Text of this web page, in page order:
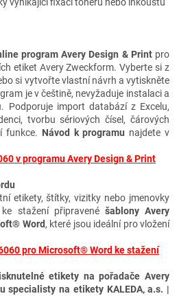
vynikající fixaci toneru nebo inkoustu
program Avery Design & Print pro
etiket Avery Zweckform. Vyberte si z
si vytvořte vlastní návrh a vytiskněte
je v češtině, nevyžaduje instalaci a
Podporuje import databází z Excelu,
tvorbu sériových čísel, čárových
funkce. Návod k programu najdete v
v programu Avery Design & Print
etikety, štítky, vizitky nebo jmenovky
stažení připravené šablony Avery
Word, které jsou ideální pro vložení
pro Microsoft® Word ke stažení
etikety na pořadače Avery
specialisty na etikety KALEDA, a.s. |